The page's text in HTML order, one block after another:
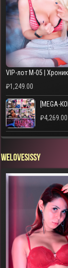
VIP-лот M-05 |
₽1,249.00
[MEGA-
₽4,269.00
WELOVESISSY